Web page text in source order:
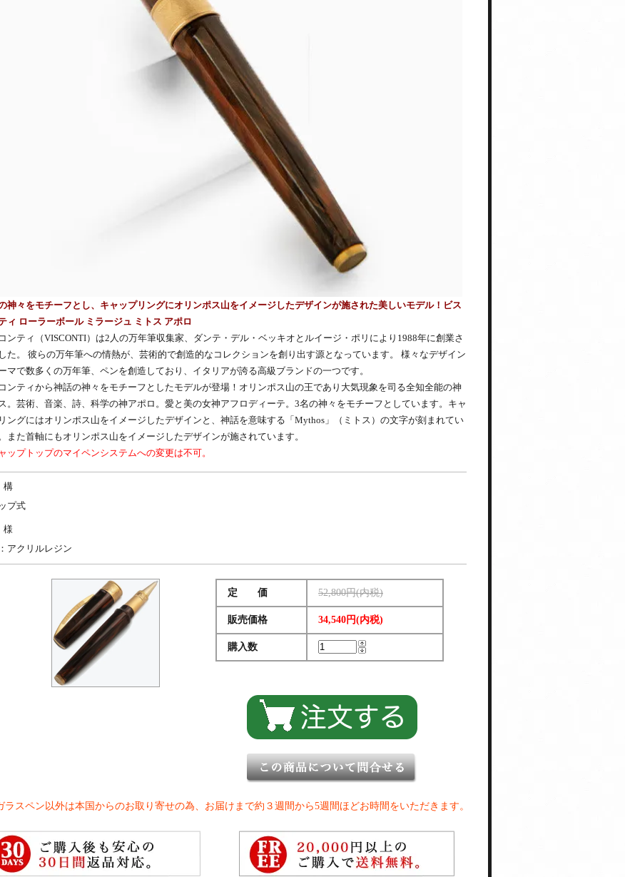
神々をモチーフとし、キャップリングにオリンポス山をイメージしたデザインが施された美しいモデル！ビス
ィ ローラーボール ミラージュ ミトス アポロ
ンティ（VISCONTI）は2人の万年筆収集家、ダンテ・デル・ベッキオとルイージ・ポリにより1988年に創業さ
た。 彼らの万年筆への情熱が、芸術的で創造的なコレクションを創り出す源となっています。 様々なデザイン
マで数多くの万年筆、ペンを創造しており、イタリアが誇る高級ブランドの一つです。
ンティから神話の神々をモチーフとしたモデルが登場！オリンポス山の王であり大気現象を司る全知全能の神
。芸術、音楽、詩、科学の神アポロ。愛と美の女神アフロディーテ。3名の神々をモチーフとしています。キャ
ングにはオリンポス山をイメージしたデザインと、神話を意味する「Mythos」（ミトス）の文字が刻まれてい
また首軸にもオリンポス山をイメージしたデザインが施されています。
ップトップのマイペンシステムへの変更は不可。
プ式
アクリルレジン
定 価 52,800円(内税)
販売価格 34,540円(内税)
購入数
ラスペン以外は本国からのお取り寄せの為、お届けまで約３週間から5週間ほどお時間をいただきます。